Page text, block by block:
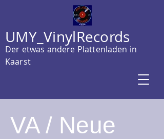
UMY_VinylRecords
Der etwas andere Plattenladen in
Kaarst
VA / Neue